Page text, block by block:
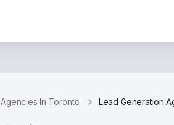
In Toronto